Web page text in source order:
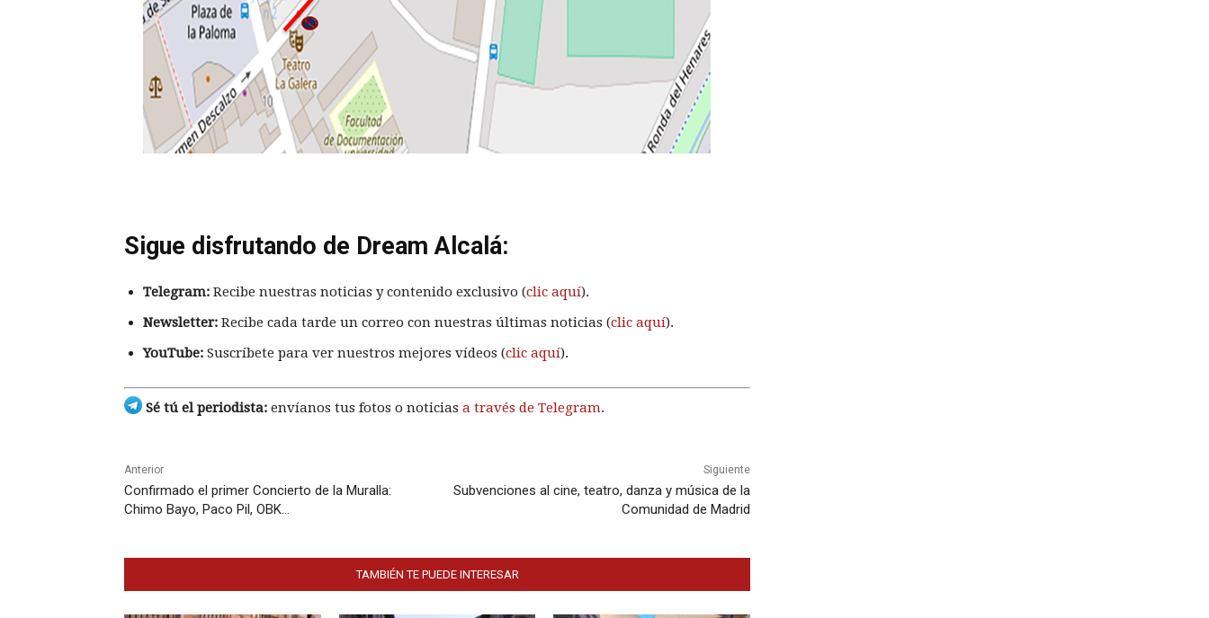
Sigue disfrutando de Dream Alcalá:
Telegram: Recibe nuestras noticias y contenido exclusivo (clic aquí).
Newsletter: Recibe cada tarde un correo con nuestras últimas noticias (clic aquí).
YouTube: Suscríbete para ver nuestros mejores vídeos (clic aquí).
Sé tú el periodista: envíanos tus fotos o noticias a través de Telegram.
Anterior
Confirmado el primer Concierto de la Muralla:
Chimo Bayo, Paco Pil, OBK…
Siguiente
Subvenciones al cine, teatro, danza y música de la
Comunidad de Madrid
TAMBIÉN TE PUEDE INTERESAR